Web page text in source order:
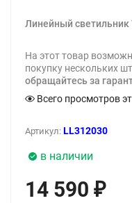
Линейный светильник
На этот товар
покупку нескольких
обращайтесь за
Всего просмотров
Артикул: LL312030
в наличии
14 590 ₽